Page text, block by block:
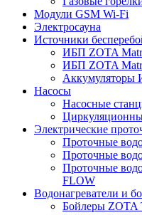
Модули GSM Wi-Fi
Электросауна
Источники
ИБП ZOTA
ИБП ZOTA
Аккумуляторы
Насосы
Насосные
Электрические
Проточные
Проточные
Проточные
FLOW
Водонагреватели и
Бойлеры ZOTA